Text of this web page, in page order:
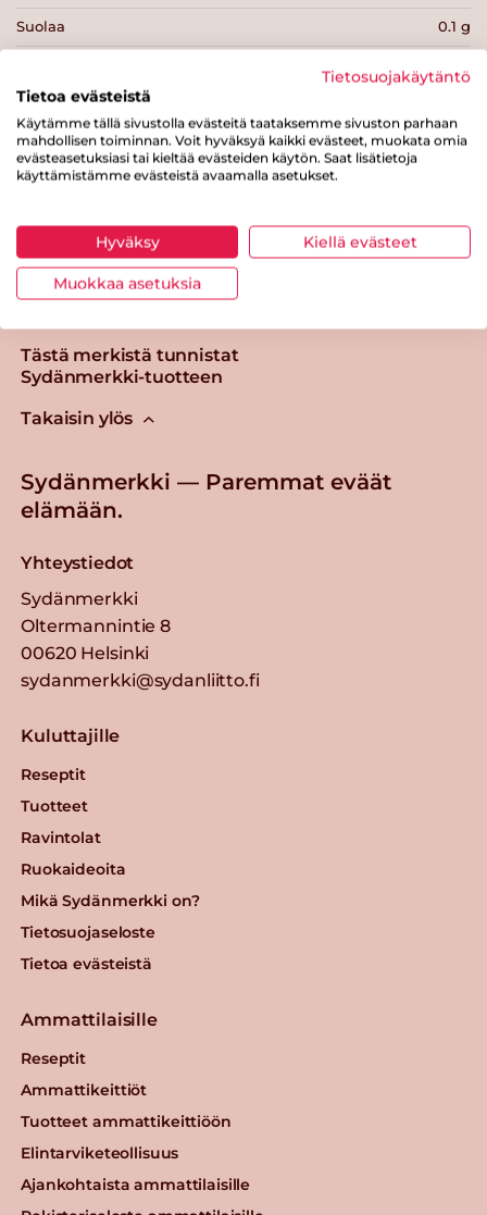
Suolaa 0.1 g
Tulosta sivu Jaa tuote
Tästä merkistä tunnistat
Sydänmerkki-tuotteen
Takaisin ylös
Sydänmerkki — Paremmat eväät
elämään.
Yhteystiedot
Sydänmerkki
Oltermannintie 8
00620 Helsinki
sydanmerkki@sydanliitto.fi
Kuluttajille
Reseptit
Tuotteet
Ravintolat
Ruokaideoita
Mikä Sydänmerkki on?
Tietosuojaseloste
Tietoa evästeistä
Ammattilaisille
Reseptit
Ammattikeittiöt
Tuotteet ammattikeittiöön
Elintarviketeollisuus
Ajankohtaista ammattilaisille
Tietosuojakäytäntö
Tietoa evästeistä
Käytämme tällä sivustolla evästeitä taataksemme sivuston parhaan
mahdollisen toiminnan. Voit hyväksyä kaikki evästeet, muokata omia
evästeasetuksiasi tai kieltää evästeiden käytön. Saat lisätietoja
käyttämistämme evästeistä avaamalla asetukset.
Hyväksy Kiellä evästeet
Muokkaa asetuksia